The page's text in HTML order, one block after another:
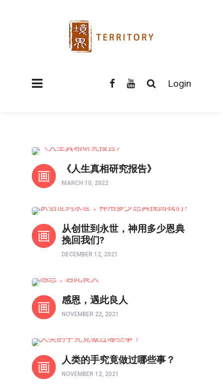
Login
《人生真相研究报告》
MARCH 10, 2022
从创世到永世，神用多少恩典
挽回我们?
DECEMBER 12, 2021
感恩，遇此良人
NOVEMBER 22, 2021
人类的手究竟做过哪些事？
NOVEMBER 12, 2021